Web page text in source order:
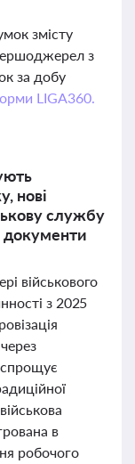
змісту
з
за добу
LIGA360.
нові
службу
документи
військового
з 2025
в
робочого